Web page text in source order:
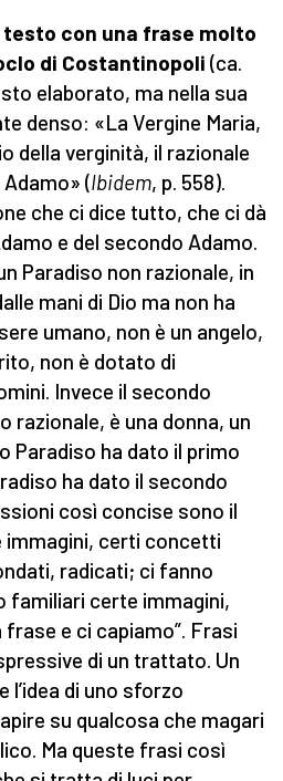
con una frase molto
di Costantinopoli (ca.
elaborato, ma nella sua
denso: «La Vergine Maria,
della verginità, il razionale
(Ibidem, p. 558).
che ci dice tutto, che ci dà
e del secondo Adamo.
Paradiso non razionale, in
mani di Dio ma non ha
umano, non è un angelo,
non è dotato di
Invece il secondo
razionale, è una donna, un
Paradiso ha dato il primo
ha dato il secondo
così concise sono il
immagini, certi concetti
radicati; ci fanno
familiari certe immagini,
e ci capiamo”. Frasi
di un trattato. Un
di uno sforzo
su qualcosa che magari
Ma queste frasi così